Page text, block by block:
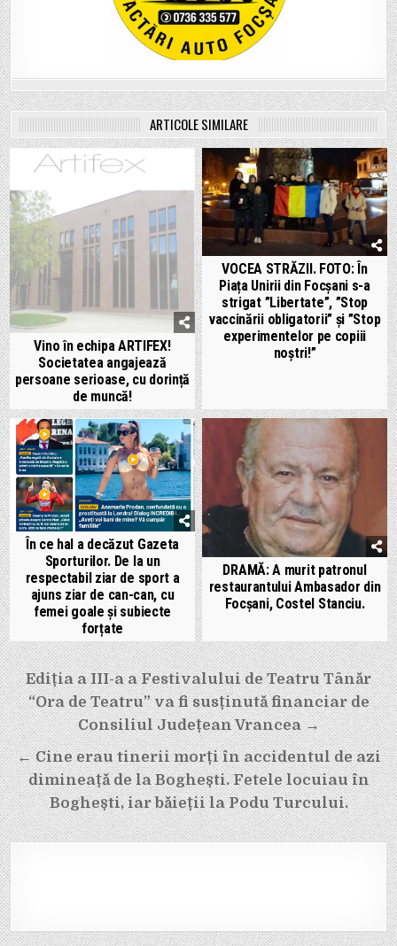
ARTICOLE SIMILARE
Vino în echipa ARTIFEX!
Societatea angajează
persoane serioase, cu dorință
de muncă!
VOCEA STRĂZII. FOTO: În
Piața Unirii din Focșani s-a
strigat ”Libertate”, ”Stop
vaccinării obligatorii” și ”Stop
experimentelor pe copiii
noștri!”
În ce hal a decăzut Gazeta
Sporturilor. De la un
respectabil ziar de sport a
ajuns ziar de can-can, cu
femei goale și subiecte
forțate
DRAMĂ: A murit patronul
restaurantului Ambasador din
Focșani, Costel Stanciu.
Navigare
în
articole
Ediția a III-a a Festivalului de Teatru Tânăr
“Ora de Teatru” va fi susținută financiar de
Consiliul Județean Vrancea →
← Cine erau tinerii morți în accidentul de azi
dimineață de la Boghești. Fetele locuiau în
Boghești, iar băieții la Podu Turcului.